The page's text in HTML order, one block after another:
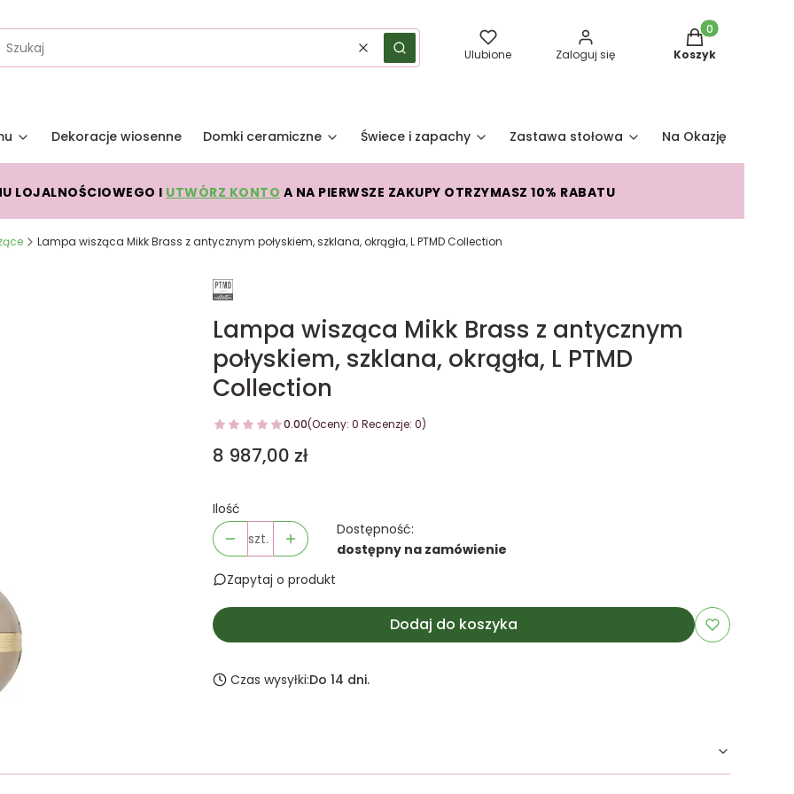
WyczyśćSzukaj Ulubione Zaloguj się
Produkty w
Koszyk
Dekoracje wiosenne Domki ceramiczne Świece i zapachy Zastawa stołowa Na Okazję
LOJALNOŚCIOWEGO I UTWÓRZ KONTO A NA PIERWSZE ZAKUPY OTRZYMASZ 10% RABATU
Lampa wisząca Mikk Brass z antycznym połyskiem, szklana, okrągła, L PTMD Collection
Lampa wisząca Mikk Brass z antycznym
połyskiem, szklana, okrągła, L PTMD
Collection
0.00(Oceny: 0 Recenzje: 0)
Cena
8 987,00 zł
Ilość
szt.
Dostępność:
dostępny na zamówienie
Zapytaj o produkt
Dodaj do koszyka
Czas wysyłki:Do 14 dni.